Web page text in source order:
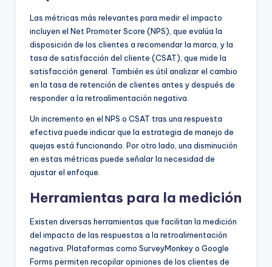
Las métricas más relevantes para medir el impacto
incluyen el Net Promoter Score (NPS), que evalúa la
disposición de los clientes a recomendar la marca, y la
tasa de satisfacción del cliente (CSAT), que mide la
satisfacción general. También es útil analizar el cambio
en la tasa de retención de clientes antes y después de
responder a la retroalimentación negativa.
Un incremento en el NPS o CSAT tras una respuesta
efectiva puede indicar que la estrategia de manejo de
quejas está funcionando. Por otro lado, una disminución
en estas métricas puede señalar la necesidad de
ajustar el enfoque.
Herramientas para la medición
Existen diversas herramientas que facilitan la medición
del impacto de las respuestas a la retroalimentación
negativa. Plataformas como SurveyMonkey o Google
Forms permiten recopilar opiniones de los clientes de